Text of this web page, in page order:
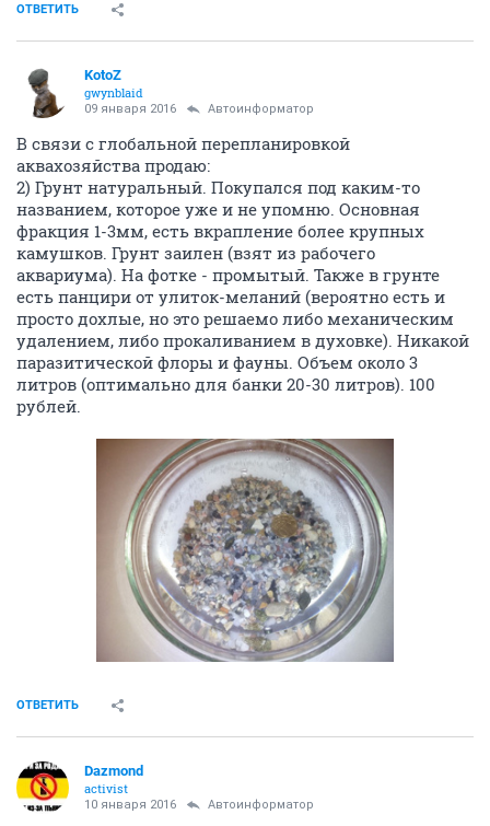
ОТВЕТИТЬ
KotoZ
gwynblaid
09 января 2016 Автоинформатор
В связи с глобальной перепланировкой
аквахозяйства продаю:
2) Грунт натуральный. Покупался под каким-то
названием, которое уже и не упомню. Основная
фракция 1-3мм, есть вкрапление более крупных
камушков. Грунт заилен (взят из рабочего
аквариума). На фотке - промытый. Также в грунте
есть панцири от улиток-меланий (вероятно есть и
просто дохлые, но это решаемо либо механическим
удалением, либо прокаливанием в духовке). Никакой
паразитической флоры и фауны. Объем около 3
литров (оптимально для банки 20-30 литров). 100
рублей.
ОТВЕТИТЬ
Dazmond
activist
10 января 2016 Автоинформатор